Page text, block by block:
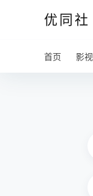
优同社
首页 影视